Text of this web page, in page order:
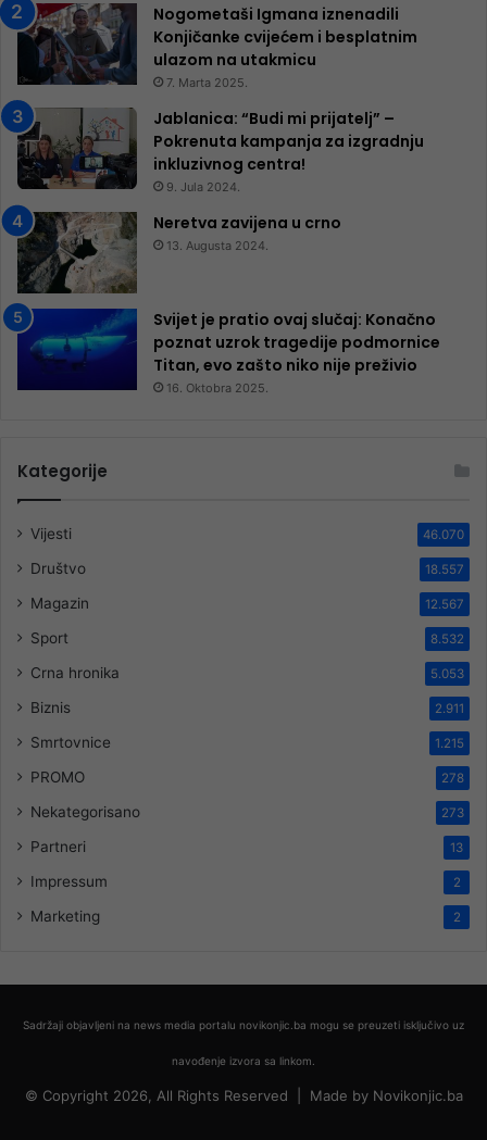
Nogometaši Igmana iznenadili
Konjičanke cvijećem i besplatnim
ulazom na utakmicu
7. Marta 2025.
Jablanica: “Budi mi prijatelj” –
Pokrenuta kampanja za izgradnju
inkluzivnog centra!
9. Jula 2024.
Neretva zavijena u crno
13. Augusta 2024.
Svijet je pratio ovaj slučaj: Konačno
poznat uzrok tragedije podmornice
Titan, evo zašto niko nije preživio
16. Oktobra 2025.
Kategorije
Vijesti 46.070
Društvo 18.557
Magazin 12.567
Sport 8.532
Crna hronika 5.053
Biznis 2.911
Smrtovnice 1.215
PROMO 278
Nekategorisano 273
Partneri 13
Impressum 2
Marketing 2
Sadržaji objavljeni na news media portalu novikonjic.ba mogu se preuzeti isključivo uz
navođenje izvora sa linkom.
© Copyright 2026, All Rights Reserved | Made by Novikonjic.ba